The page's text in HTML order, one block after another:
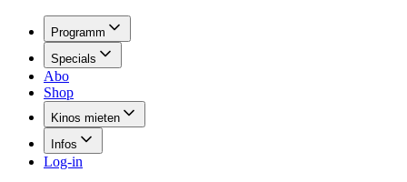
Programm
Specials
Abo
Shop
Kinos mieten
Infos
Log-in